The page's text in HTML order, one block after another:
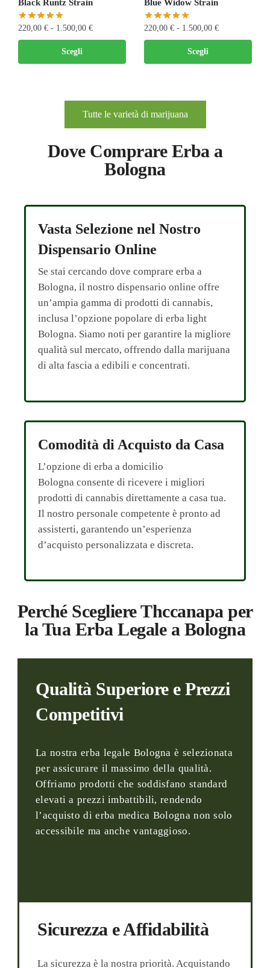
Black Runtz Strain
220,00 € - 1.500,00 €
Scegli
Blue Widow Strain
220,00 € - 1.500,00 €
Scegli
Tutte le varietà di marijuana
Dove Comprare Erba a
Bologna
Vasta Selezione nel Nostro
Dispensario Online
Se stai cercando dove comprare erba a
Bologna, il nostro dispensario online offre
un’ampia gamma di prodotti di cannabis,
inclusa l’opzione popolare di erba light
Bologna. Siamo noti per garantire la migliore
qualità sul mercato, offrendo dalla marijuana
di alta fascia a edibili e concentrati.
Comodità di Acquisto da Casa
L’opzione di erba a domicilio
Bologna consente di ricevere i migliori
prodotti di cannabis direttamente a casa tua.
Il nostro personale competente è pronto ad
assisterti, garantendo un’esperienza
d’acquisto personalizzata e discreta.
Perché Scegliere Thccanapa per
la Tua Erba Legale a Bologna
Qualità Superiore e Prezzi
Competitivi
La nostra erba legale Bologna è selezionata
per assicurare il massimo della qualità.
Offriamo prodotti che soddisfano standard
elevati a prezzi imbattibili, rendendo
l’acquisto di erba medica Bologna non solo
accessibile ma anche vantaggioso.
Sicurezza e Affidabilità
La sicurezza è la nostra priorità. Acquistando